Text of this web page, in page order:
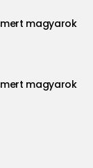
magyarok
magyarok